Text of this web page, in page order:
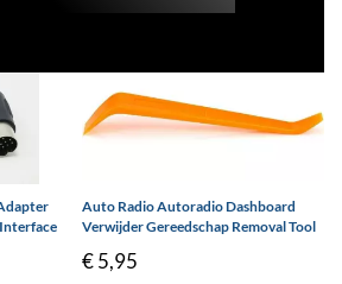
Auto Radio Autoradio Dashboard
Verwijder Gereedschap Removal Tool
€ 5,95